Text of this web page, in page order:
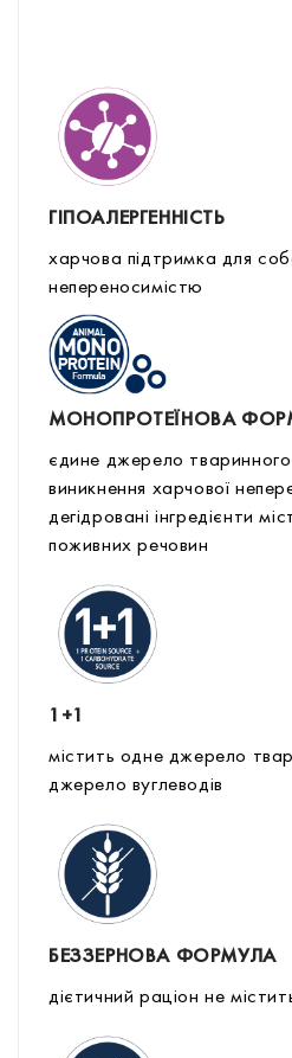
ГІПОАЛЕРГЕННІСТЬ
харчова підтримка для
непереносимістю
МОНОПРОТЕЇНОВА
єдине джерело
виникнення харчової
дегідровані інгредієнти
поживних речовин
1+1
містить одне джерело
джерело вуглеводів
БЕЗЗЕРНОВА ФОРМУЛА
дієтичний раціон не